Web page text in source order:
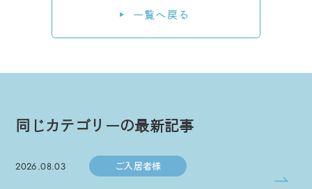
一覧へ戻る
同じカテゴリーの最新記事
2026.08.03 ご入居者様